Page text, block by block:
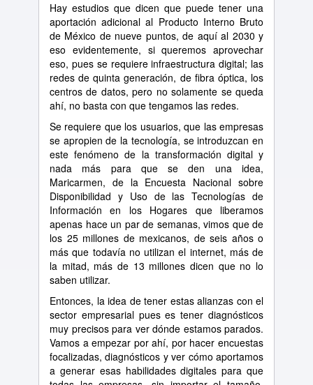
Hay estudios que dicen que puede tener una
aportación adicional al Producto Interno Bruto
de México de nueve puntos, de aquí al 2030 y
eso evidentemente, si queremos aprovechar
eso, pues se requiere infraestructura digital; las
redes de quinta generación, de fibra óptica, los
centros de datos, pero no solamente se queda
ahí, no basta con que tengamos las redes.
Se requiere que los usuarios, que las empresas
se apropien de la tecnología, se introduzcan en
este fenómeno de la transformación digital y
nada más para que se den una idea,
Maricarmen, de la Encuesta Nacional sobre
Disponibilidad y Uso de las Tecnologías de
Información en los Hogares que liberamos
apenas hace un par de semanas, vimos que de
los 25 millones de mexicanos, de seis años o
más que todavía no utilizan el internet, más de
la mitad, más de 13 millones dicen que no lo
saben utilizar.
Entonces, la idea de tener estas alianzas con el
sector empresarial pues es tener diagnósticos
muy precisos para ver dónde estamos parados.
Vamos a empezar por ahí, por hacer encuestas
focalizadas, diagnósticos y ver cómo aportamos
a generar esas habilidades digitales para que